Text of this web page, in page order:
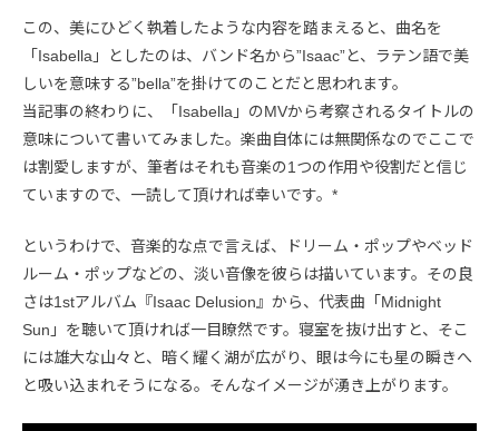
この、美にひどく執着したような内容を踏まえると、曲名を
「Isabella」としたのは、バンド名から”Isaac”と、ラテン語で美
しいを意味する”bella”を掛けてのことだと思われます。
当記事の終わりに、「Isabella」のMVから考察されるタイトルの
意味について書いてみました。楽曲自体には無関係なのでここで
は割愛しますが、筆者はそれも音楽の1つの作用や役割だと信じ
ていますので、一読して頂ければ幸いです。*
というわけで、音楽的な点で言えば、ドリーム・ポップやベッド
ルーム・ポップなどの、淡い音像を彼らは描いています。その良
さは1stアルバム『Isaac Delusion』から、代表曲「Midnight
Sun」を聴いて頂ければ一目瞭然です。寝室を抜け出すと、そこ
には雄大な山々と、暗く耀く湖が広がり、眼は今にも星の瞬きへ
と吸い込まれそうになる。そんなイメージが湧き上がります。